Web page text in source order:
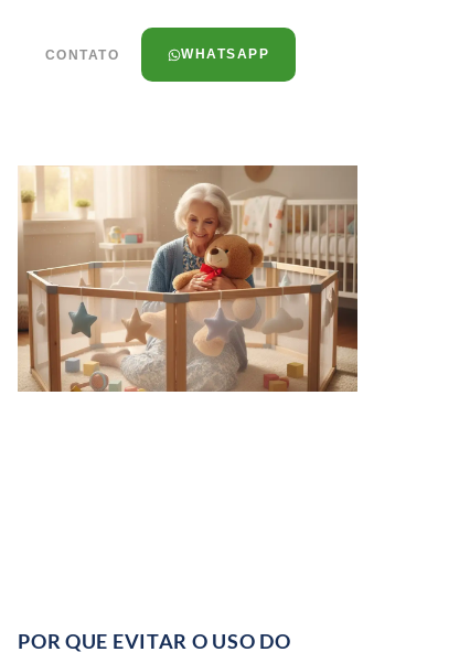
CONTATO WHATSAPP
POR QUE EVITAR O USO DO